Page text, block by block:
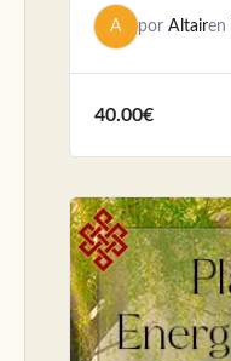
A por Altairen
40.00€